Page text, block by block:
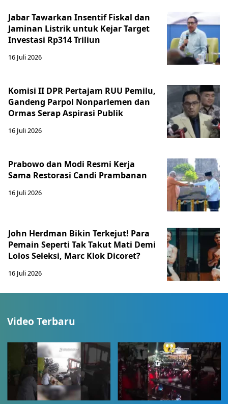
Jabar Tawarkan Insentif Fiskal dan
Jaminan Listrik untuk Kejar Target
Investasi Rp314 Triliun
16 Juli 2026
Komisi II DPR Pertajam RUU Pemilu,
Gandeng Parpol Nonparlemen dan
Ormas Serap Aspirasi Publik
16 Juli 2026
Prabowo dan Modi Resmi Kerja
Sama Restorasi Candi Prambanan
16 Juli 2026
John Herdman Bikin Terkejut! Para
Pemain Seperti Tak Takut Mati Demi
Lolos Seleksi, Marc Klok Dicoret?
16 Juli 2026
Video Terbaru